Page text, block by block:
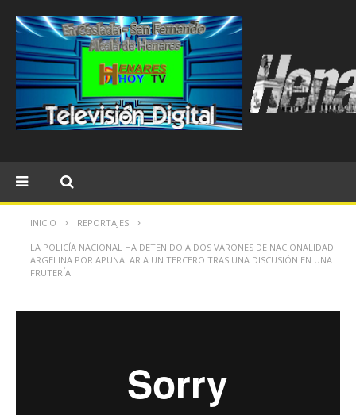
INICIO REPORTAJES
LA POLICÍA NACIONAL HA DETENIDO A DOS VARONES DE NACIONALIDAD
ARGELINA POR APUÑALAR A UN TERCERO TRAS UNA DISCUSIÓN EN UNA
FRUTERÍA.